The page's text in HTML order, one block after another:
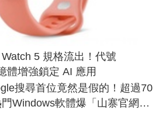
5 規格流出！代號
體增強鎖定 AI 應用
搜尋首位竟然是假的！超過70
Windows軟體爆「山寨官網」